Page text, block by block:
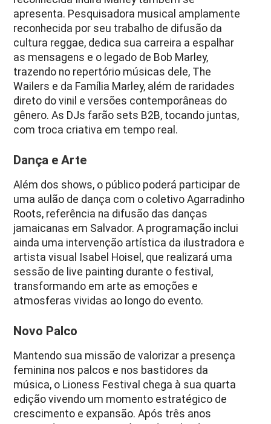
apresenta. Pesquisadora musical amplamente
reconhecida por seu trabalho de difusão da
cultura reggae, dedica sua carreira a espalhar
as mensagens e o legado de Bob Marley,
trazendo no repertório músicas dele, The
Wailers e da Família Marley, além de raridades
direto do vinil e versões contemporâneas do
gênero. As DJs farão sets B2B, tocando juntas,
com troca criativa em tempo real.
Dança e Arte
Além dos shows, o público poderá participar de
uma aulão de dança com o coletivo Agarradinho
Roots, referência na difusão das danças
jamaicanas em Salvador. A programação inclui
ainda uma intervenção artística da ilustradora e
artista visual Isabel Hoisel, que realizará uma
sessão de live painting durante o festival,
transformando em arte as emoções e
atmosferas vividas ao longo do evento.
Novo Palco
Mantendo sua missão de valorizar a presença
feminina nos palcos e nos bastidores da
música, o Lioness Festival chega à sua quarta
edição vivendo um momento estratégico de
crescimento e expansão. Após três anos